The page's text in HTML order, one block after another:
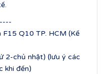
Q10 TP. HCM (Kế
2-chủ nhật) (lưu ý các
khi đến)